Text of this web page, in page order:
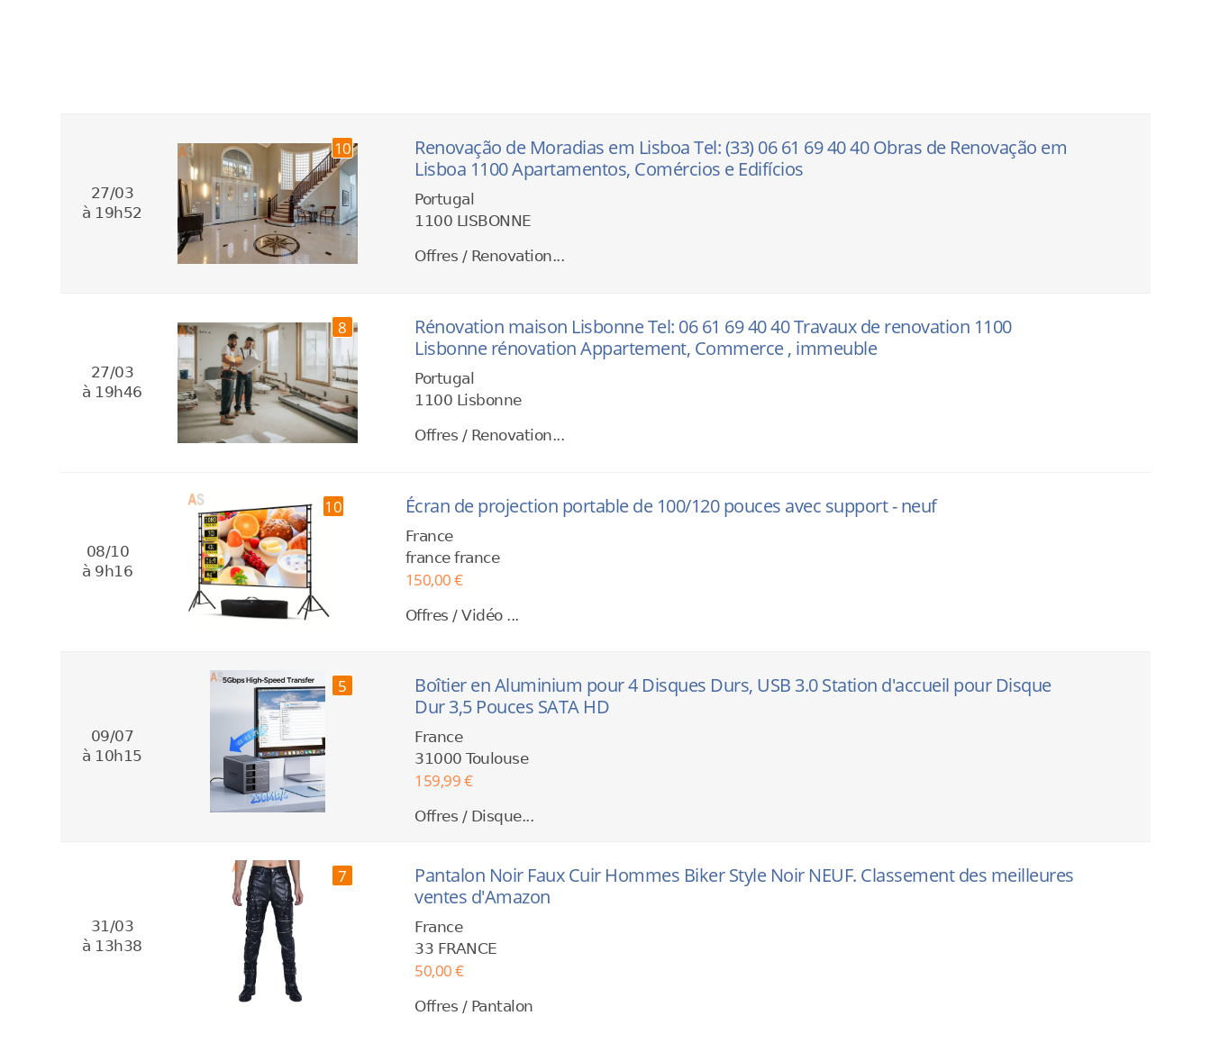
27/03
à 19h52
10
Renovação de Moradias em Lisboa Tel: (33) 06 61 69 40 40 Obras de Renovação em
Lisboa 1100 Apartamentos, Comércios e Edifícios
Portugal
1100 LISBONNE
Offres / Renovation...
27/03
à 19h46
8
Rénovation maison Lisbonne Tel: 06 61 69 40 40 Travaux de renovation 1100
Lisbonne rénovation Appartement, Commerce , immeuble
Portugal
1100 Lisbonne
Offres / Renovation...
08/10
à 9h16
10 Écran de projection portable de 100/120 pouces avec support - neuf
France
france france
150,00 €
Offres / Vidéo ...
09/07
à 10h15
5
Boîtier en Aluminium pour 4 Disques Durs, USB 3.0 Station d'accueil pour Disque
Dur 3,5 Pouces SATA HD
France
31000 Toulouse
159,99 €
Offres / Disque...
31/03
à 13h38
7
Pantalon Noir Faux Cuir Hommes Biker Style Noir NEUF. Classement des meilleures
ventes d'Amazon
France
33 FRANCE
50,00 €
Offres / Pantalon